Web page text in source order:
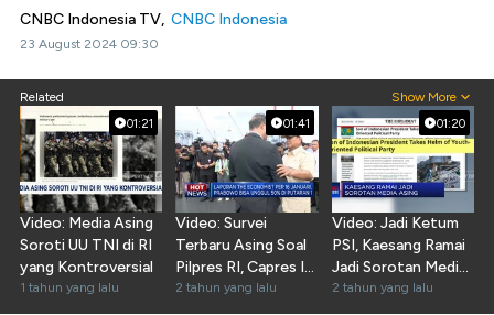
CNBC Indonesia TV, CNBC Indonesia
23 August 2024 09:30
Related Show More
01:21
Video: Media Asing
Soroti UU TNI di RI
yang Kontroversial
1 tahun yang lalu
01:41
Video: Survei
Terbaru Asing Soal
Pilpres RI, Capres Ini
Unggul 50%
2 tahun yang lalu
01:20
Video: Jadi Ketum
PSI, Kaesang Ramai
Jadi Sorotan Media
Asing
2 tahun yang lalu